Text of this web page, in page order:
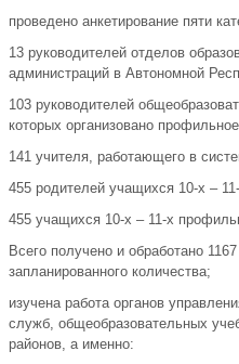
проведено анкетирование пяти
13 руководителей отделов
администраций в Автономной
103 руководителей
которых организовано
141 учителя, работающего в
455 родителей учащихся 10-х –
455 учащихся 10-х – 11-х
Всего получено и обработано
запланированного количества;
изучена работа органов
служб, общеобразовательных
районов, а именно: